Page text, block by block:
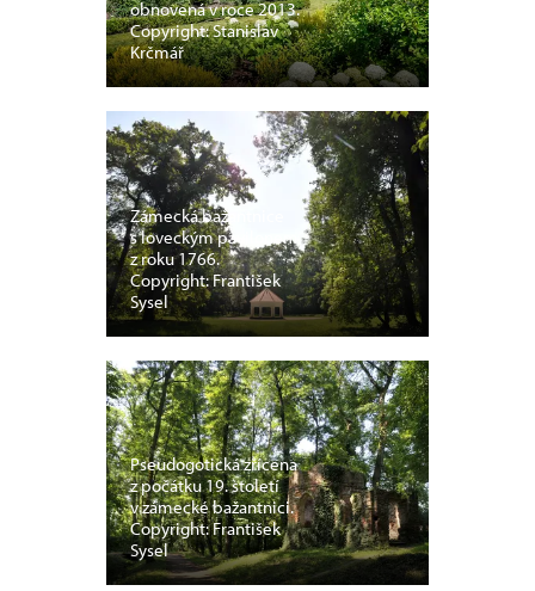
obnovená v roce 2013.
Copyright: Stanislav
Krčmář
Zámecká bažantnice
s loveckým pavilonem
z roku 1766.
Copyright: František
Sysel
Pseudogotická zřícena
z počátku 19. století
v zámecké bažantnici.
Copyright: František
Sysel